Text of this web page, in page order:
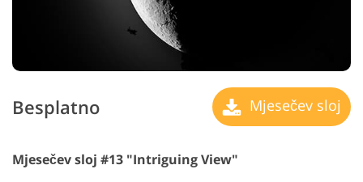
Besplatno Mjesečev sloj
Mjesečev sloj #13 "Intriguing View"